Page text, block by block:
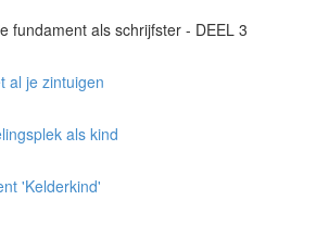
fundament als schrijfster - DEEL 3
al je zintuigen
als kind
'Kelderkind'